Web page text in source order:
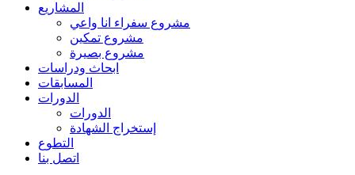
المشاريع
مشروع سفراء انا واعي
مشروع تمكين
مشروع بصيرة
ابحاث ودراسات
المسابقات
الدورات
الدورات
إستخراج الشهادة
التطوع
اتصل بنا